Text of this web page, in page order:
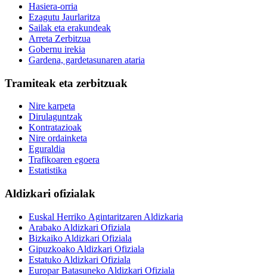
Hasiera-orria
Ezagutu Jaurlaritza
Sailak eta erakundeak
Arreta Zerbitzua
Gobernu irekia
Gardena, gardetasunaren ataria
Tramiteak eta zerbitzuak
Nire karpeta
Dirulaguntzak
Kontratazioak
Nire ordainketa
Eguraldia
Trafikoaren egoera
Estatistika
Aldizkari ofizialak
Euskal Herriko Agintaritzaren Aldizkaria
Arabako Aldizkari Ofiziala
Bizkaiko Aldizkari Ofiziala
Gipuzkoako Aldizkari Ofiziala
Estatuko Aldizkari Ofiziala
Europar Batasuneko Aldizkari Ofiziala